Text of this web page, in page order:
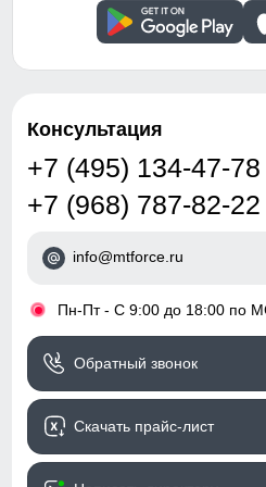
Манжеты
Фиксирующиеся манжеты
Вид застежки
Дизайн и
Стиль
Консультация
+7 (495) 134-47-78
+7 (968) 787-82-22
info@mtforce.ru
• Пн-Пт - С 9:00 до 18:00 по
Обратный звонок
Скачать прайс-лист